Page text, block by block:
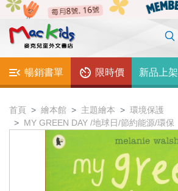
暢銷書單 限時價 新品上架
首頁 繪本館 主題繪本
環境保護
MY GREEN DAY /地球日/節約能源/環保